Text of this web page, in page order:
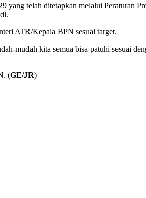
yang telah ditetapkan melalui Peraturan
ATR/Kepala BPN sesuai target.
mudah kita semua bisa patuhi sesuai
(GE/JR)